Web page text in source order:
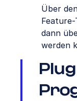
Über
dann
werden